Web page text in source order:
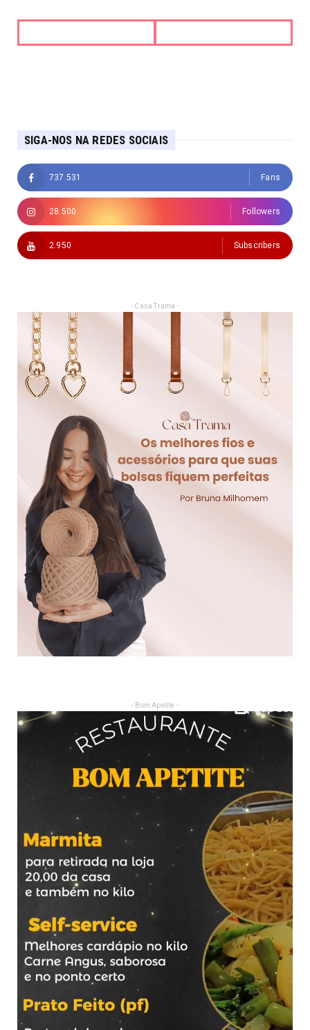
SIGA-NOS NA REDES SOCIAIS
737.531 Fans
28.500 Followers
2.950 Subscribers
- Casa Trama -
- Bom Apetite -